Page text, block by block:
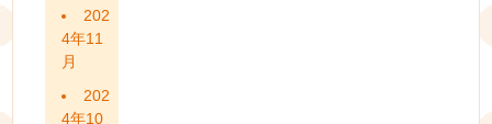
202
4年11
月
202
4年10